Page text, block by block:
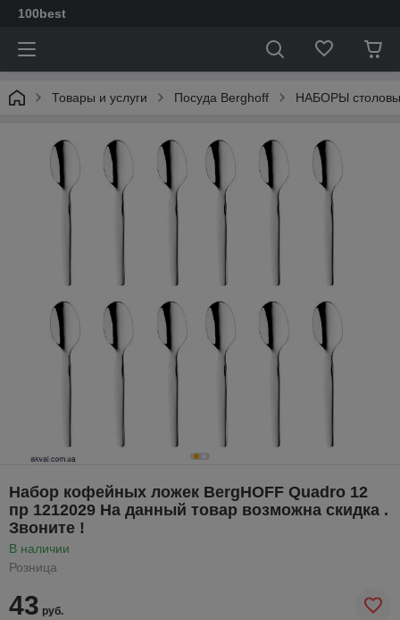
100best
Товары и услуги Посуда Berghoff НАБОРЫ
Набор кофейных ложек BergHOFF Quadro 12
пр 1212029 На данный товар возможна скидка .
Звоните !
В наличии
Розница
43 руб.